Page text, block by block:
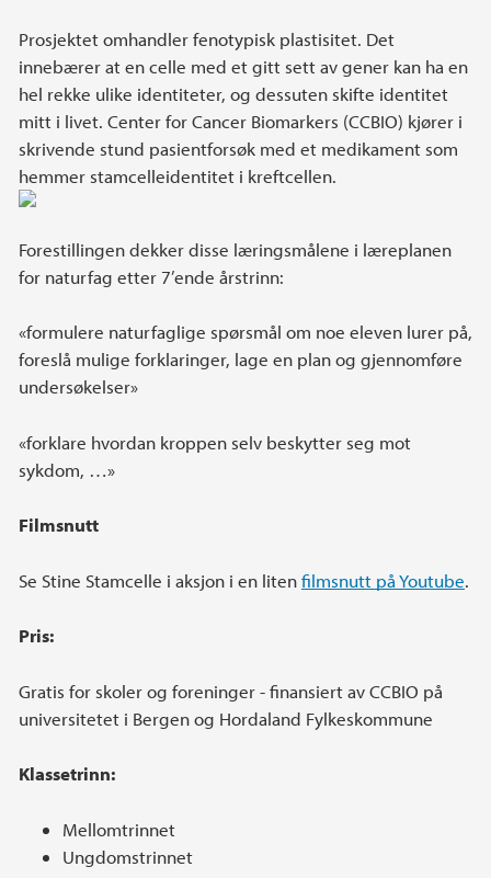
Prosjektet omhandler fenotypisk plastisitet. Det
innebærer at en celle med et gitt sett av gener kan ha en
hel rekke ulike identiteter, og dessuten skifte identitet
mitt i livet. Center for Cancer Biomarkers (CCBIO) kjører i
skrivende stund pasientforsøk med et medikament som
hemmer stamcelleidentitet i kreftcellen.
Forestillingen dekker disse læringsmålene i læreplanen
for naturfag etter 7’ende årstrinn:
«formulere naturfaglige spørsmål om noe eleven lurer på,
foreslå mulige forklaringer, lage en plan og gjennomføre
undersøkelser»
«forklare hvordan kroppen selv beskytter seg mot
sykdom, …»
Filmsnutt
Se Stine Stamcelle i aksjon i en litenfilmsnutt på Youtube.
Pris:
Gratis for skoler og foreninger - finansiert av CCBIO på
universitetet i Bergen og Hordaland Fylkeskommune
Klassetrinn:
Mellomtrinnet
Ungdomstrinnet